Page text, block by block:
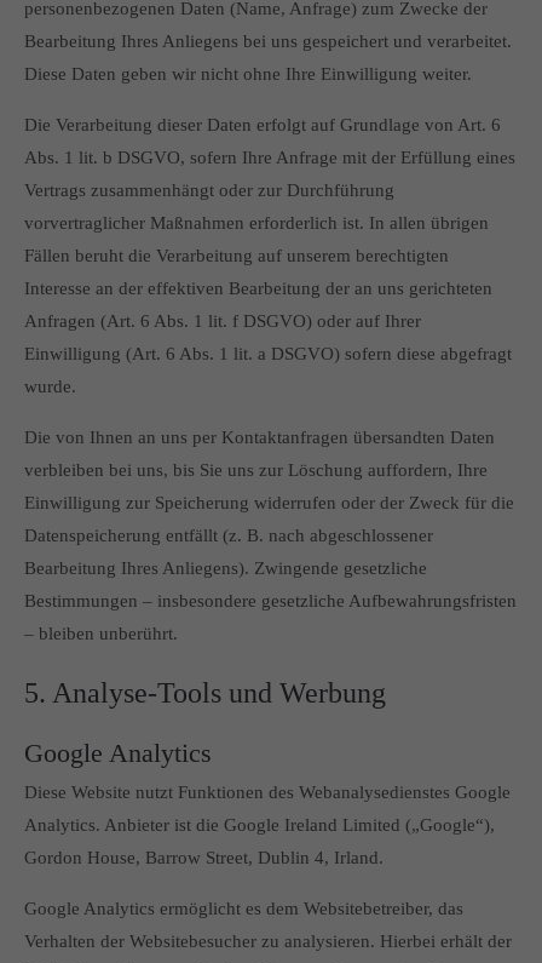
personenbezogenen Daten (Name, Anfrage) zum Zwecke der
Bearbeitung Ihres Anliegens bei uns gespeichert und verarbeitet.
Diese Daten geben wir nicht ohne Ihre Einwilligung weiter.
Die Verarbeitung dieser Daten erfolgt auf Grundlage von Art. 6
Abs. 1 lit. b DSGVO, sofern Ihre Anfrage mit der Erfüllung eines
Vertrags zusammenhängt oder zur Durchführung
vorvertraglicher Maßnahmen erforderlich ist. In allen übrigen
Fällen beruht die Verarbeitung auf unserem berechtigten
Interesse an der effektiven Bearbeitung der an uns gerichteten
Anfragen (Art. 6 Abs. 1 lit. f DSGVO) oder auf Ihrer
Einwilligung (Art. 6 Abs. 1 lit. a DSGVO) sofern diese abgefragt
wurde.
Die von Ihnen an uns per Kontaktanfragen übersandten Daten
verbleiben bei uns, bis Sie uns zur Löschung auffordern, Ihre
Einwilligung zur Speicherung widerrufen oder der Zweck für die
Datenspeicherung entfällt (z. B. nach abgeschlossener
Bearbeitung Ihres Anliegens). Zwingende gesetzliche
Bestimmungen – insbesondere gesetzliche Aufbewahrungsfristen
– bleiben unberührt.
5. Analyse-Tools und Werbung
Google Analytics
Diese Website nutzt Funktionen des Webanalysedienstes Google
Analytics. Anbieter ist die Google Ireland Limited („Google“),
Gordon House, Barrow Street, Dublin 4, Irland.
Google Analytics ermöglicht es dem Websitebetreiber, das
Verhalten der Websitebesucher zu analysieren. Hierbei erhält der